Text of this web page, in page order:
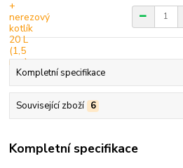
Kompletní specifikace
Související zboží 6
Kompletní specifikace